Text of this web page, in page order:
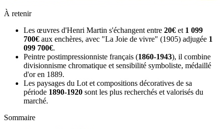
À retenir
Les œuvres d'Henri Martin s'échangent entre 20€ et 1 099
700€ aux enchères, avec "La Joie de vivre" (1905) adjugée 1
099 700€.
Peintre postimpressionniste français (1860-1943), il combine
divisionnisme chromatique et sensibilité symboliste, médaillé
d'or en 1889.
Les paysages du Lot et compositions décoratives de sa
période 1890-1920 sont les plus recherchés et valorisés du
marché.
Sommaire